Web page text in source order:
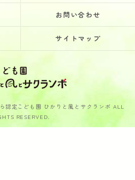
お問い合わせ
サイトマップ
認定こども園 ひかりと風とサクランボ ALL
RESERVED.